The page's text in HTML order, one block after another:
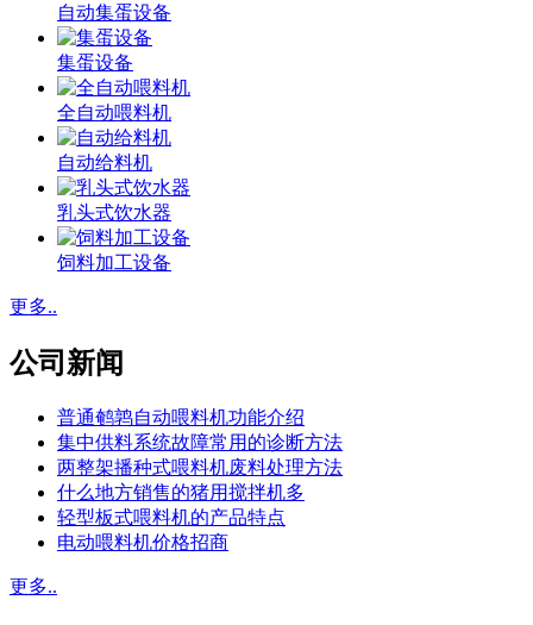
自动集蛋设备
集蛋设备
全自动喂料机
自动给料机
乳头式饮水器
饲料加工设备
更多..
公司新闻
普通鹌鹑自动喂料机功能介绍
集中供料系统故障常用的诊断方法
两整架播种式喂料机废料处理方法
什么地方销售的猪用搅拌机多
轻型板式喂料机的产品特点
电动喂料机价格招商
更多..